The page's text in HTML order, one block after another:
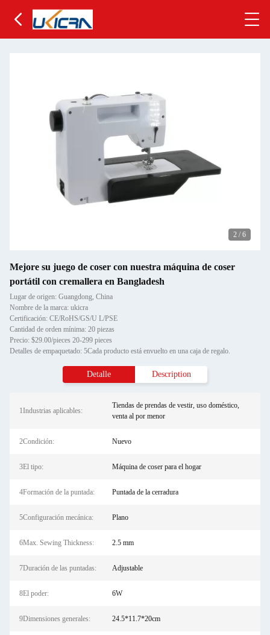
2 / 6
Mejore su juego de coser con nuestra máquina de coser
portátil con cremallera en Bangladesh
Lugar de origen: Guangdong, China
Nombre de la marca: ukicra
Certificación: CE/RoHS/GS/U L/PSE
Cantidad de orden mínima: 20 piezas
Precio: $29.00/pieces 20-299 pieces
Detalles de empaquetado: 5Cada producto está envuelto en una caja de regalo.
Detalle Description
1Industrias aplicables:
Tiendas de prendas de vestir, uso doméstico,
venta al por menor
2Condición: Nuevo
3El tipo: Máquina de coser para el hogar
4Formación de la puntada: Puntada de la cerradura
5Configuración mecánica: Plano
6Max. Sewing Thickness: 2.5 mm
7Duración de las puntadas: Adjustable
8El poder: 6W
9Dimensiones generales: 24.5*11.7*20cm